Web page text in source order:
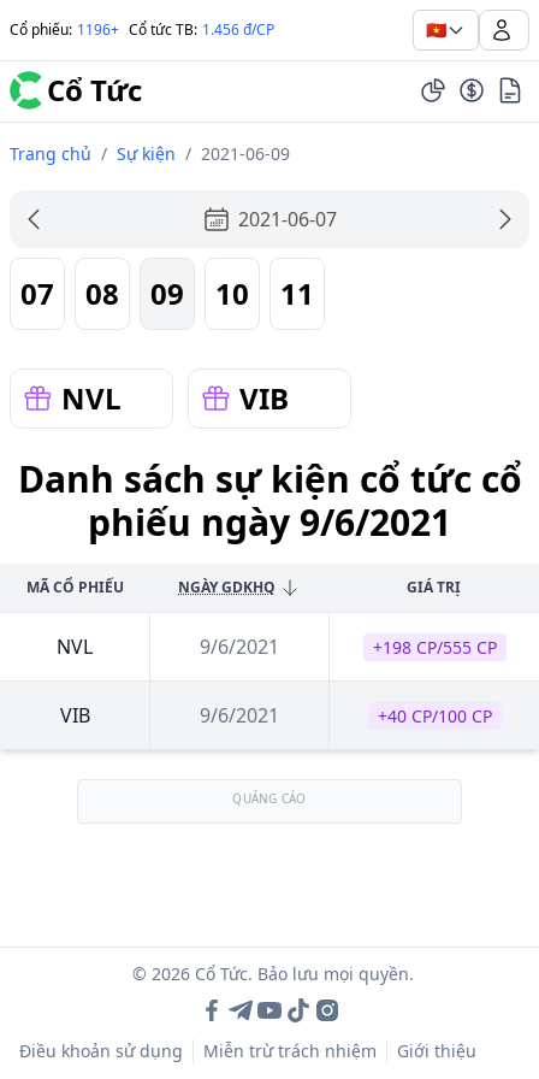
Cổ phiếu: 1196+ Cổ tức TB: 1.456 đ/CP 🇻🇳
Cổ Tức
Trang chủ / Sự kiện / 2021-06-09
2021-06-07
07 08 09 10 11
NVL VIB
Danh sách sự kiện cổ tức cổ
phiếu ngày 9/6/2021
MÃ CỔ PHIẾU NGÀY GDKHQ GIÁ TRỊ
NVL 9/6/2021 +198 CP/555 CP
VIB 9/6/2021 +40 CP/100 CP
QUẢNG CÁO
© 2026 Cổ Tức. Bảo lưu mọi quyền.
Điều khoản sử dụng Miễn trừ trách nhiệm Giới thiệu